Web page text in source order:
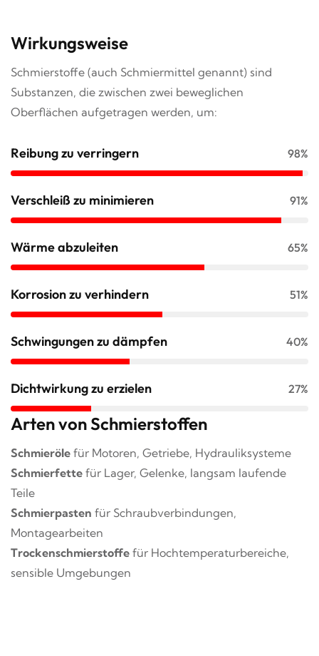
Wirkungsweise
Schmierstoffe (auch Schmiermittel genannt) sind
Substanzen, die zwischen zwei beweglichen
Oberflächen aufgetragen werden, um:
Reibung zu verringern 98%
Verschleiß zu minimieren 91%
Wärme abzuleiten 65%
Korrosion zu verhindern 51%
Schwingungen zu dämpfen 40%
Dichtwirkung zu erzielen 27%
Arten von Schmierstoffen
Schmieröle für Motoren, Getriebe, Hydrauliksysteme
Schmierfette für Lager, Gelenke, langsam laufende
Teile
Schmierpasten für Schraubverbindungen,
Montagearbeiten
Trockenschmierstoffe für Hochtemperaturbereiche,
sensible Umgebungen